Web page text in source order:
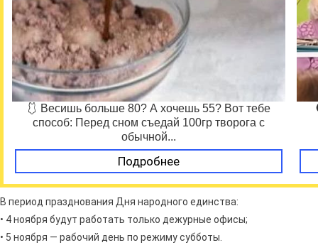
🩱 Весишь больше 80? А хочешь 55? Вот тебе
способ: Перед сном съедай 100гр творога с
обычной...
Подробнее
В период празднования Дня народного единства:
• 4 ноября будут работать только дежурные офисы;
• 5 ноября — рабочий день по режиму субботы.